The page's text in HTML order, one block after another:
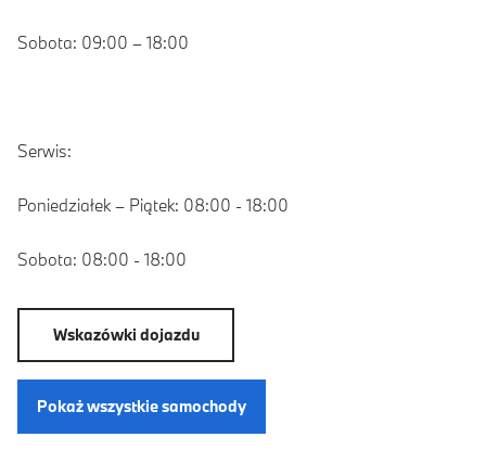
Sobota: 09:00 – 18:00
Serwis:
Poniedziałek – Piątek: 08:00 - 18:00
Sobota: 08:00 - 18:00
Wskazówki dojazdu
Pokaż wszystkie samochody